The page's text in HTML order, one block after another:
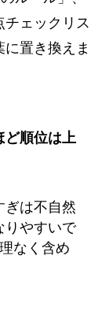
ェックリス
に置き換えま
ど順位は上
ぎは不自然
りやすいで
なく含め